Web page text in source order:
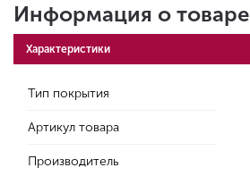
Информация о товаре
Характеристики
Тип покрытия
Артикул товара
Производитель